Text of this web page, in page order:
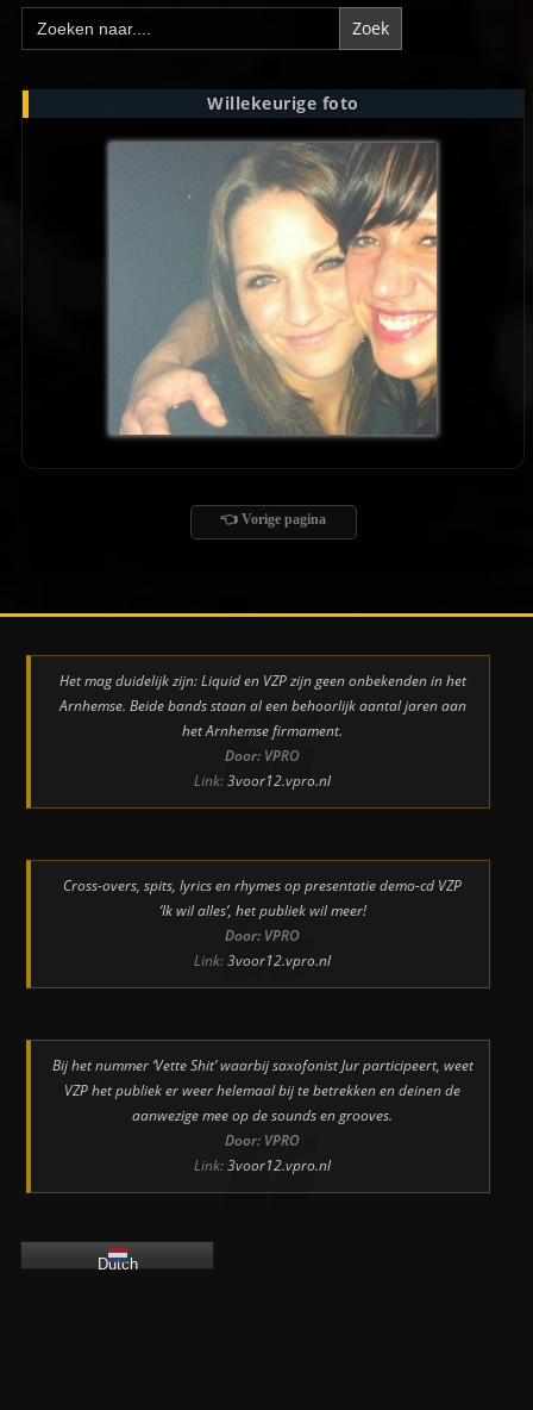
Zoek
naar:
Willekeurige foto
👈 Vorige pagina
Het mag duidelijk zijn: Liquid en VZP zijn geen onbekenden in het
Arnhemse. Beide bands staan al een behoorlijk aantal jaren aan
het Arnhemse firmament.
Door: VPRO
Link:3voor12.vpro.nl
Cross-overs, spits, lyrics en rhymes op presentatie demo-cd VZP
‘Ik wil alles’, het publiek wil meer!
Door: VPRO
Link:3voor12.vpro.nl
Bij het nummer ‘Vette Shit’ waarbij saxofonist Jur participeert, weet
VZP het publiek er weer helemaal bij te betrekken en deinen de
aanwezige mee op de sounds en grooves.
Door: VPRO
Link:3voor12.vpro.nl
Dutch